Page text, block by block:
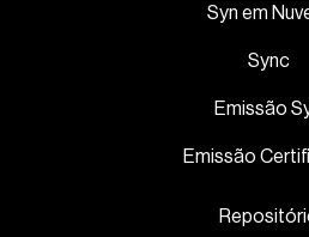
Syn em
Sync
Emissão
Emissão